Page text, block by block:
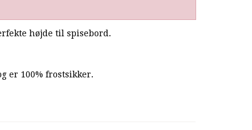
højde til spisebord.
er 100% frostsikker.